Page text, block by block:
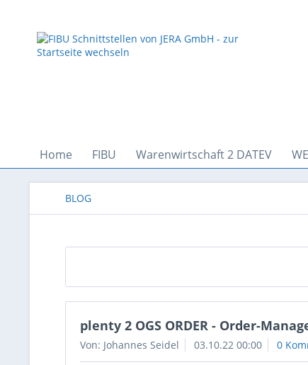
Home FIBU Warenwirtschaft 2 DATEV
BLOG
plenty 2 OGS ORDER - Order-
Von: Johannes Seidel 03.10.22 00:00 0